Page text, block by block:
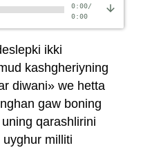
0:00/
0:00
ikki
kashgheriyning
diwani» we hetta
gaw boning
qarashlirini
milliti